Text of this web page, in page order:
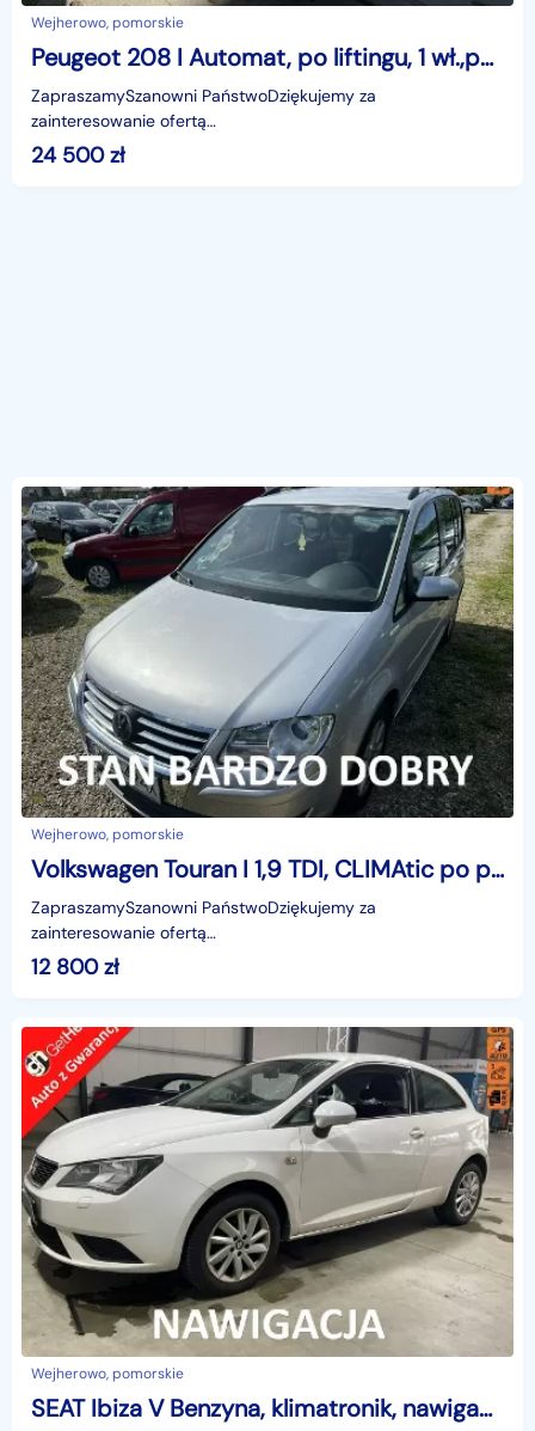
Wejherowo, pomorskie
Peugeot 208 I Automat, po liftingu, 1 wł.,polski salon, nawigacja, nowy rozrząd, V
ZapraszamySzanowni PaństwoDziękujemy za
zainteresowanie ofertą
AutazEuropejskichSalonow.pl.czynne:pn-pt 9-18.sob 10-15.
Parkuje w Wejherowo,ul. Orzeszkowej 10,
24 500zł
Wejherowo, pomorskie
Volkswagen Touran I 1,9 TDI, CLIMAtic po przeglądzie, świeży olej, 5 miejsc, tempomat
ZapraszamySzanowni PaństwoDziękujemy za
zainteresowanie ofertą
AutazEuropejskichSalonow.pl.czynne:pn-pt 9-18.sob 10-15.
Parkuje w Wejherowo,ul. Orzeszkowej 10,
12 800zł
Wejherowo, pomorskie
SEAT Ibiza V Benzyna, klimatronik, nawigacja, isofix, import